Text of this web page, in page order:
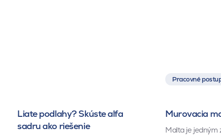
Liate podlahy? Skúste alfa
sadru ako riešenie
Pracovné
Murovacia
Malta je jedným